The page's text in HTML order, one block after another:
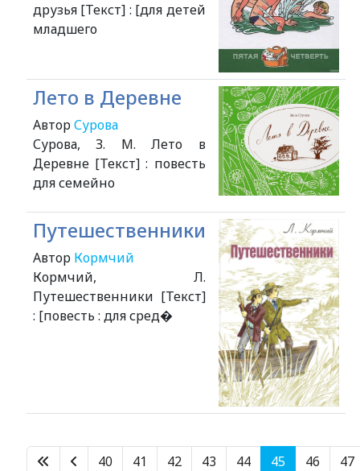
друзья [Текст] : [для детей
младшего
Лето в Деревне
АвторСурова
Сурова, З. М. Лето в
Деревне [Текст] : повесть
для семейно
Путешественники
Автор Кормчий
Кормчий, Л.
Путешественники [Текст]
: [повесть : для сред�
40
41 42 43 44 45 46 47